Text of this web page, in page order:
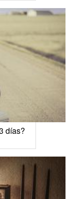
días?